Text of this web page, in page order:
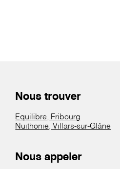
Nous trouver
Equilibre, Fribourg
Nuithonie, Villars-sur-Glâne
Nous appeler